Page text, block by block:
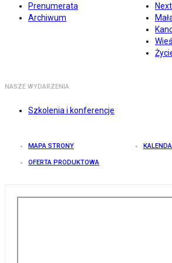
Prenumerata
Archiwum
NASZE WYDARZENIA
Szkolenia i konferencje
MAPA STRONY
OFERTA PRODUKTOWA